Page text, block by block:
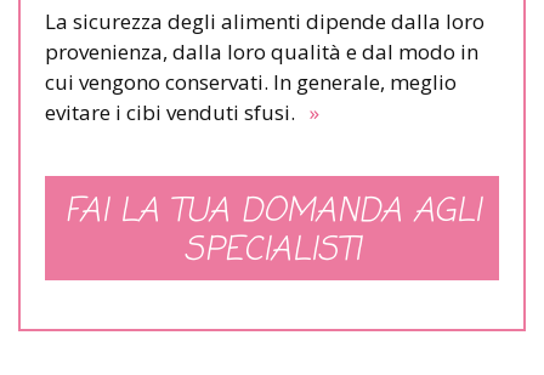
La sicurezza degli alimenti dipende dalla loro
provenienza, dalla loro qualità e dal modo in
cui vengono conservati. In generale, meglio
evitare i cibi venduti sfusi. »
FAI LA TUA DOMANDA AGLI
SPECIALISTI